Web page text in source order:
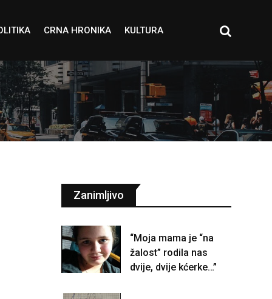
CRNA HRONIKA KULTURA
Zanimljivo
“Moja mama je “na
žalost” rodila nas
dvije, dvije kćerke…”